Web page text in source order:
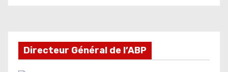
Directeur Général de l’ABP